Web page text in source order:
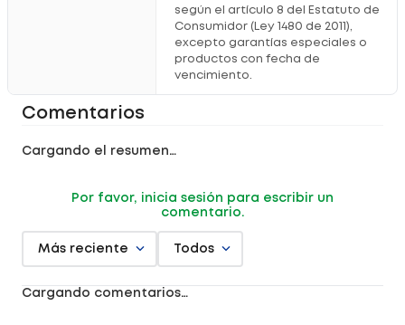
según el artículo 8 del Estatuto de
Consumidor (Ley 1480 de 2011),
excepto garantías especiales o
productos con fecha de
vencimiento.
Comentarios
Cargando el resumen…
Por favor, inicia sesión para escribir un
comentario.
Más reciente Todos
Cargando comentarios…